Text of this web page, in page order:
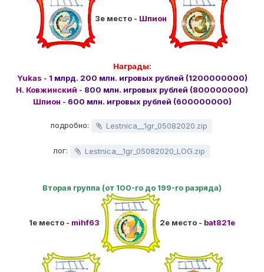
3е место - Шпион
Награды:
Yukas - 1 млрд. 200 млн. игровых рублей (1200000000)
Н. Ковжинский - 800 млн. игровых рублей (800000000)
Шпион - 600 млн. игровых рублей (600000000)
подробно: Lestnica__1gr_05082020.zip
лог: Lestnica__1gr_05082020_LOG.zip
Вторая группа (от 100-го до 199-го разряда)
1е место - mihf63 2е место - bat821e